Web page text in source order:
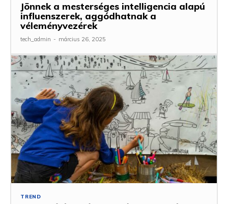
Jönnek a mesterséges intelligencia alapú
influenszerek, aggódhatnak a
véleményvezérek
tech_admin - március 26, 2025
TREND